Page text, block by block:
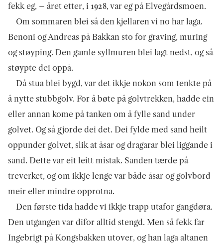
fekk eg, – året etter, i 1928, var eg på Elvegårdsmoen.
Om sommaren blei så den kjellaren vi no har laga.
Benoni og Andreas på Bakkan sto for graving, muring
og støyping. Den gamle syllmuren blei lagt nedst, og så
støypte dei oppå.
Då stua blei bygd, var det ikkje nokon som tenkte på
å nytte stubbgolv. For å bøte på golvtrekken, hadde ein
eller annan kome på tanken om å fylle sand under
golvet. Og så gjorde dei det. Dei fylde med sand heilt
oppunder golvet, slik at åsar og dragarar blei liggande i
sand. Dette var eit leitt mistak. Sanden tærde på
treverket, og om ikkje lenge var både åsar og golvbord
meir eller mindre opprotna.
Den første tida hadde vi ikkje trapp utafor gangdøra.
Den utgangen var difor alltid stengd. Men så fekk far
Ingebrigt på Kongsbakken utover, og han laga altanen